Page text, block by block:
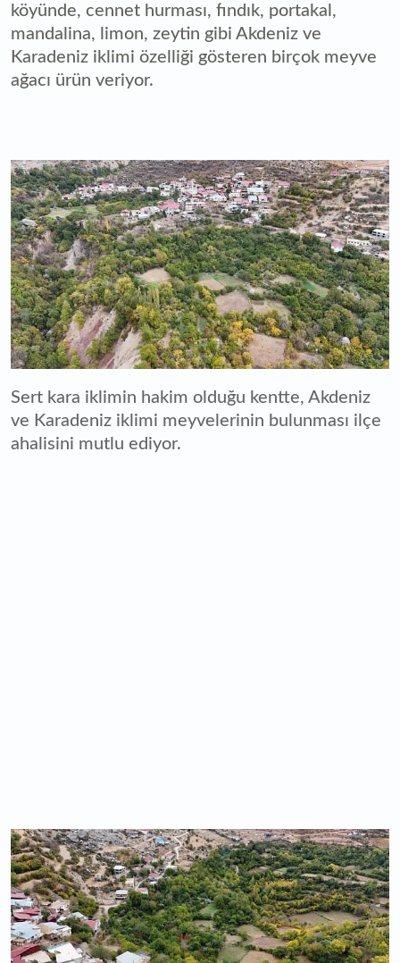
köyünde, cennet hurması, fındık, portakal,
mandalina, limon, zeytin gibi Akdeniz ve
Karadeniz iklimi özelliği gösteren birçok meyve
ağacı ürün veriyor.
Sert kara iklimin hakim olduğu kentte, Akdeniz
ve Karadeniz iklimi meyvelerinin bulunması ilçe
ahalisini mutlu ediyor.